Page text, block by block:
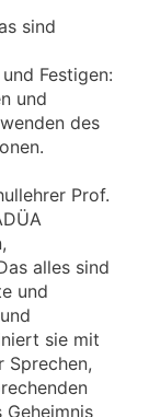
sind
Festigen:
und
des
Prof.
alles sind
und
sie mit
Sprechen,